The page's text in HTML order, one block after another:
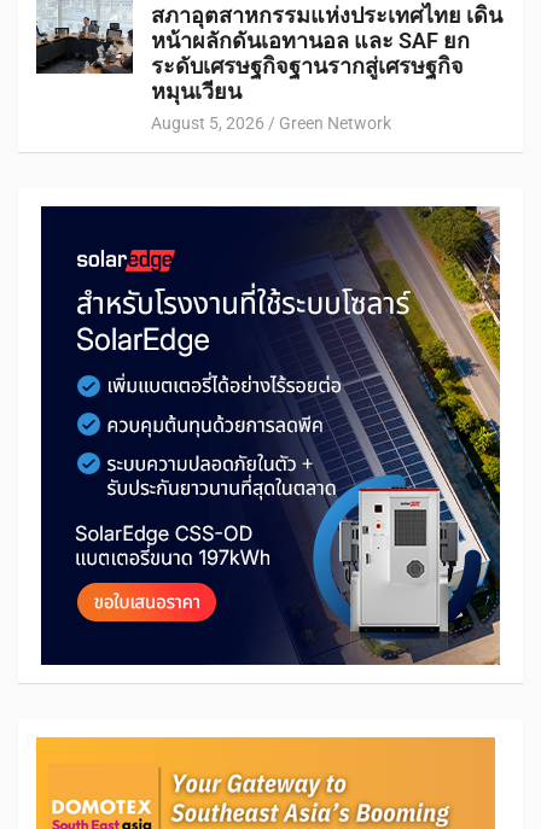
สภาอุตสาหกรรมแห่งประเทศไทย เดิน
หน้าผลักดันเอทานอล และ SAF ยก
ระดับเศรษฐกิจฐานรากสู่เศรษฐกิจ
หมุนเวียน
August 5, 2026 Green Network